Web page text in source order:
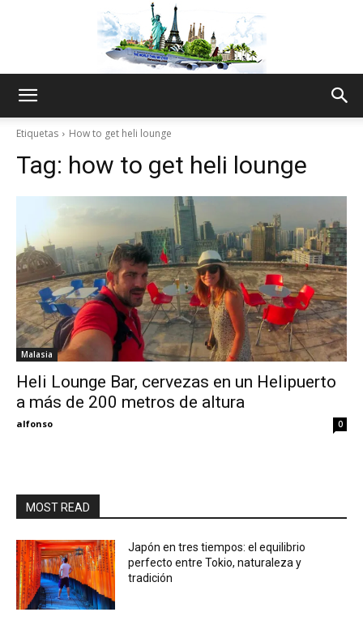
Thru
My
Eyes
Etiquetas How to get heli lounge
Tag: how to get heli lounge
Malasia
Heli Lounge Bar, cervezas en un Helipuerto
a más de 200 metros de altura
alfonso 0
MOST READ
Japón en tres tiempos: el equilibrio
perfecto entre Tokio, naturaleza y
tradición